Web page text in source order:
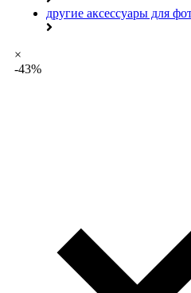
другие аксессуары для
×
-43%